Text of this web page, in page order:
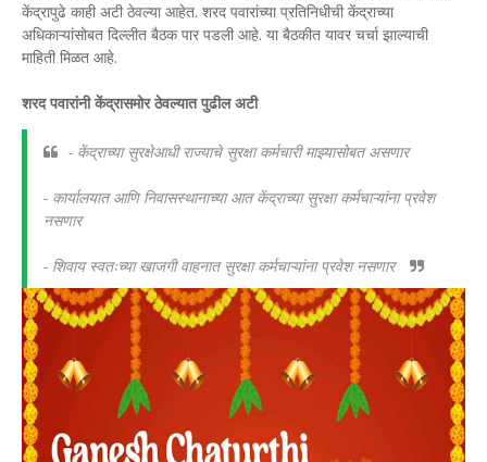
केंद्रापुढे काही अटी ठेवल्या आहेत. शरद पवारांच्या प्रतिनिधीची केंद्राच्या
अधिकाऱ्यांसोबत दिल्लीत बैठक पार पडली आहे. या बैठकीत यावर चर्चा झाल्याची
माहिती मिळत आहे.
शरद पवारांनी केंद्रासमोर ठेवल्यात पुढील अटी
- केंद्राच्या सुरक्षेआधी राज्याचे सुरक्षा कर्मचारी माझ्यासोबत असणार
- कार्यालयात आणि निवासस्थानाच्या आत केंद्राच्या सुरक्षा कर्मचाऱ्यांना प्रवेश
नसणार
- शिवाय स्वतःच्या खाजगी वाहनात सुरक्षा कर्मचाऱ्यांना प्रवेश नसणार